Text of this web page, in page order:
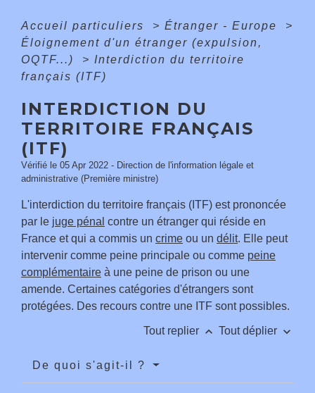
Accueil particuliers > Étranger - Europe
>
Éloignement d'un étranger (expulsion,
OQTF...)
> Interdiction du territoire
français (ITF)
INTERDICTION DU
TERRITOIRE FRANÇAIS
(ITF)
Vérifié le 05 Apr 2022 - Direction de l'information légale et
administrative (Première ministre)
L'interdiction du territoire français (ITF) est prononcée
par le juge pénal contre un étranger qui réside en
France et qui a commis un crime ou un délit. Elle peut
intervenir comme peine principale ou comme peine
complémentaire à une peine de prison ou une
amende. Certaines catégories d'étrangers sont
protégées. Des recours contre une ITF sont possibles.
Tout replier keyboard_arrow_up Tout déplier keyboard_arrow_down
De quoi s'agit-il ?